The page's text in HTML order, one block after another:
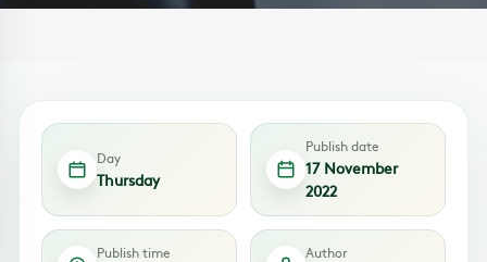
Day
Thursday
Publish date
17 November
2022
Publish time Author